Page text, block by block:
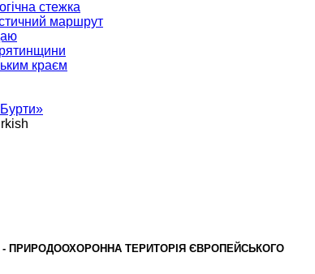
стежка
маршрут
краєм
ПРИРОДООХОРОННА ТЕРИТОРІЯ ЄВРОПЕЙСЬКОГО